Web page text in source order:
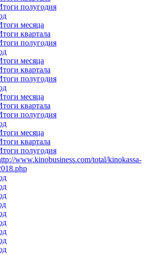
полугодия
месяца
квартала
полугодия
месяца
квартала
полугодия
месяца
квартала
полугодия
месяца
квартала
полугодия
www.kinobusiness.com/total/kinokassa-